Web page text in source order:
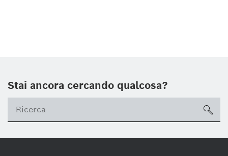
Stai ancora cercando qualcosa?